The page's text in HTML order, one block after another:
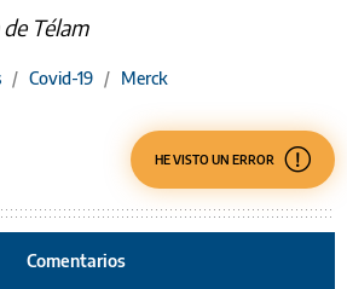
Télam
/ Covid-19 / Merck
HE VISTO UN ERROR
Comentarios